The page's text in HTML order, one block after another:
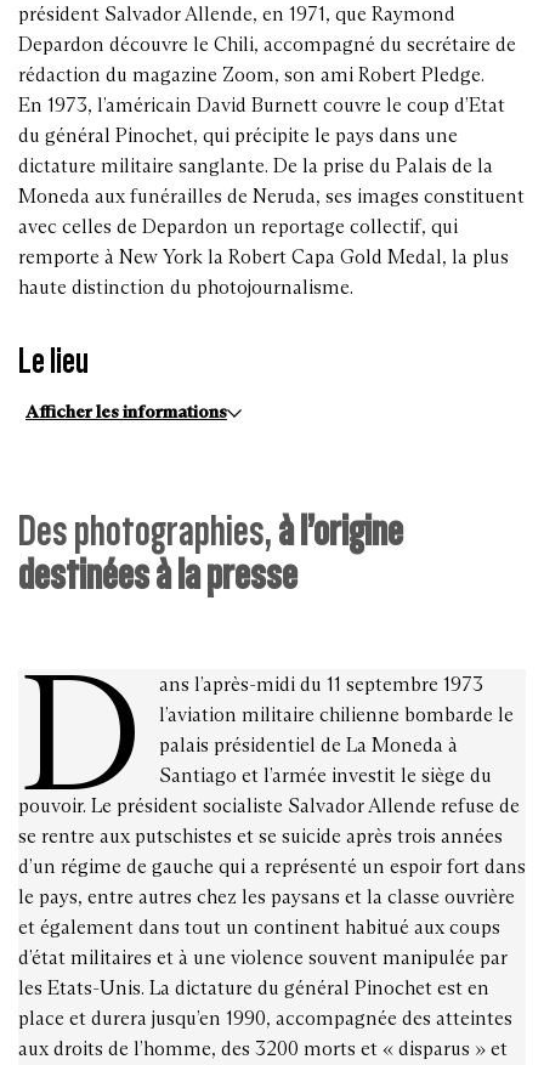
président Salvador Allende, en 1971, que Raymond
Depardon découvre le Chili, accompagné du secrétaire de
rédaction du magazine Zoom, son ami Robert Pledge.
En 1973, l’américain David Burnett couvre le coup d’Etat
du général Pinochet, qui précipite le pays dans une
dictature militaire sanglante. De la prise du Palais de la
Moneda aux funérailles de Neruda, ses images constituent
avec celles de Depardon un reportage collectif, qui
remporte à New York la Robert Capa Gold Medal, la plus
haute distinction du photojournalisme.
Le lieu
Afficher les informations
Des photographies,à l’origine
destinées à la presse
D
ans l’après-midi du 11 septembre 1973
l’aviation militaire chilienne bombarde le
palais présidentiel de La Moneda à
Santiago et l’armée investit le siège du
pouvoir. Le président socialiste Salvador Allende refuse de
se rentre aux putschistes et se suicide après trois années
d’un régime de gauche qui a représenté un espoir fort dans
le pays, entre autres chez les paysans et la classe ouvrière
et également dans tout un continent habitué aux coups
d’état militaires et à une violence souvent manipulée par
les Etats-Unis. La dictature du général Pinochet est en
place et durera jusqu’en 1990, accompagnée des atteintes
aux droits de l’homme, des 3200 morts et « disparus » et